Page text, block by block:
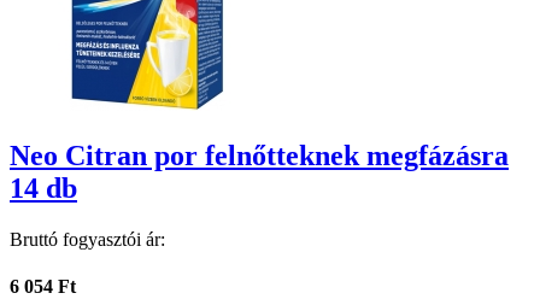
Neo Citran por felnőtteknek megfázásra
14 db
Bruttó fogyasztói ár:
6 054 Ft